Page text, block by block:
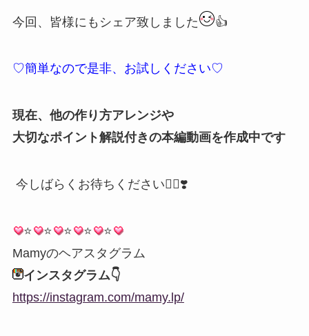
今回、皆様にもシェア致しました 👍
♡簡単なので是非、お試しください♡
現在、他の作り方アレンジや
大切なポイント解説付きの本編動画を作成中です
今しばらくお待ちください🙇‍♀️❣️
⭐️ ⭐️ ⭐️ ⭐️
⭐️
Mamyのヘアスタグラム
インスタグラム👇
https://instagram.com/mamy.lp/